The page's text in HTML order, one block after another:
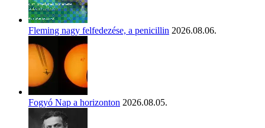
Fleming nagy felfedezése, a penicillin 2026.08.06.
Fogyó Nap a horizonton 2026.08.05.